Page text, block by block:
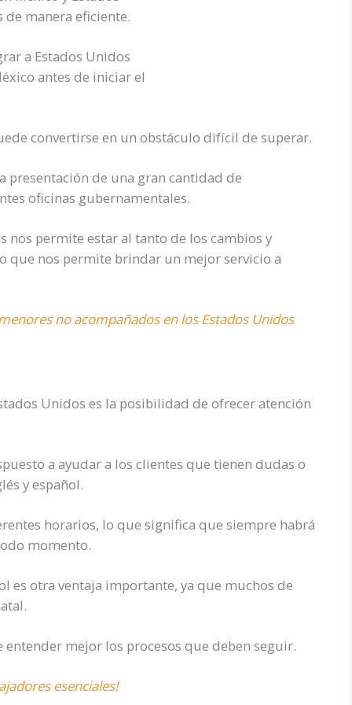
manera eficiente.
a Estados Unidos
antes de iniciar el
convertirse en un obstáculo difícil de superar.
de una gran cantidad de
oficinas gubernamentales.
nos permite estar al tanto de los cambios y
que nos permite brindar un mejor servicio a
no acompañados en los Estados Unidos
Unidos es la posibilidad de ofrecer atención
a ayudar a los clientes que tienen dudas o
y español.
horarios, lo que significa que siempre habrá
momento.
es otra ventaja importante, ya que muchos de
mejor los procesos que deben seguir.
esenciales!